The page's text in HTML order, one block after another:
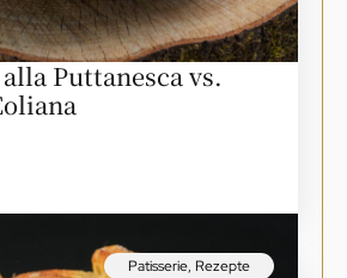
Puttanesca vs.
Patisserie, Rezepte